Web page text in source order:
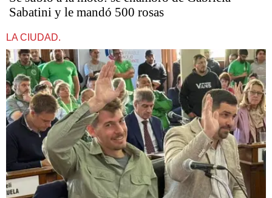
Sabatini y le mandó 500 rosas
LA CIUDAD.